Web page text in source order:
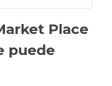
Place
puede